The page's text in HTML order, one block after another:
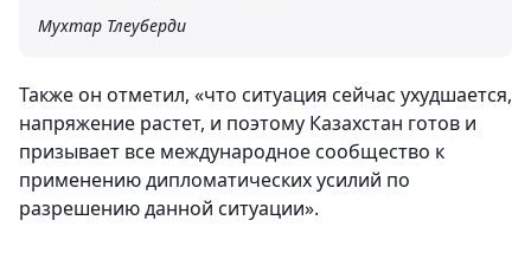
Мухтар Тлеуберди
Также он отметил, «что ситуация сейчас ухудшается,
напряжение растет, и поэтому Казахстан готов и
призывает все международное сообщество к
применению дипломатических усилий по
разрешению данной ситуации».